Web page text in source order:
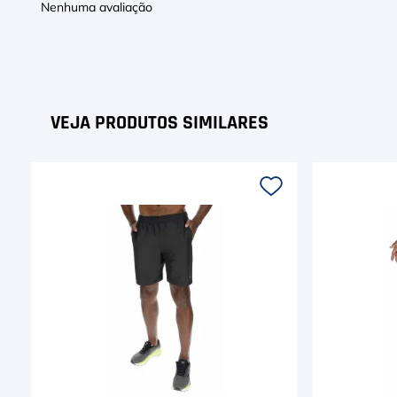
Nenhuma avaliação